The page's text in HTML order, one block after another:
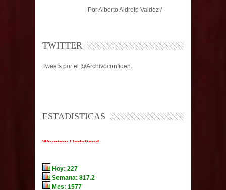
Por Alberto Aldrete Valdez /
TWITTER
Tweets por el @Archivoconfiden.
ESTADISTICAS